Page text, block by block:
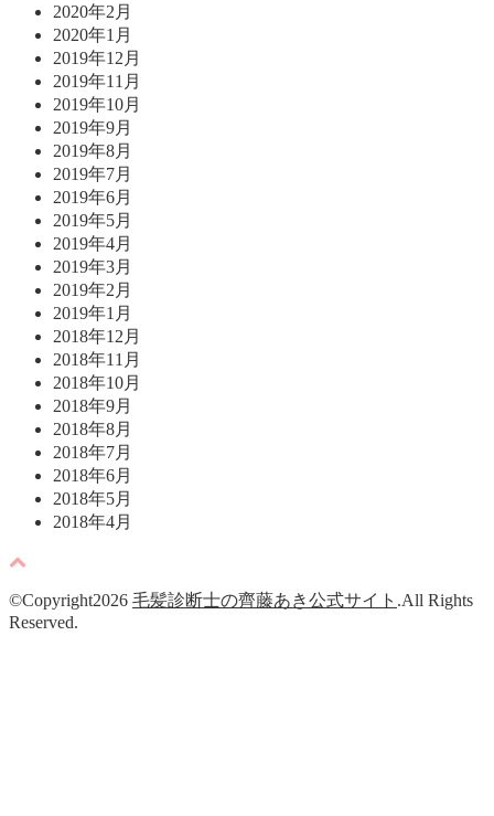
2020年2月
2020年1月
2019年12月
2019年11月
2019年10月
2019年9月
2019年8月
2019年7月
2019年6月
2019年5月
2019年4月
2019年3月
2019年2月
2019年1月
2018年12月
2018年11月
2018年10月
2018年9月
2018年8月
2018年7月
2018年6月
2018年5月
2018年4月
©Copyright2026 毛髪診断士の齊藤あき公式サイト .All Rights
Reserved.